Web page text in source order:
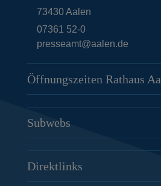
73430Aalen
07361 52-0
presseamt@aalen.de
Öffnungszeiten Rathaus
Subwebs
Direktlinks